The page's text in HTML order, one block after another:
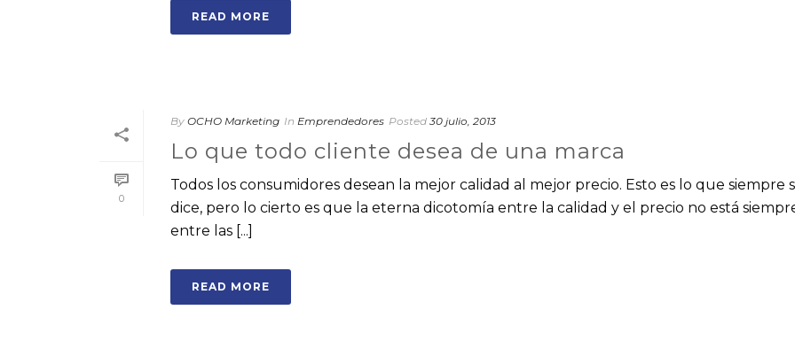
READ MORE
0
By OCHO Marketing In Emprendedores Posted 30 julio, 2013
Lo que todo cliente desea de una marca
Todos los consumidores desean la mejor calidad al mejor precio. Esto es lo que siempre
dice, pero lo cierto es que la eterna dicotomía entre la calidad y el precio no está
entre las [...]
READ MORE